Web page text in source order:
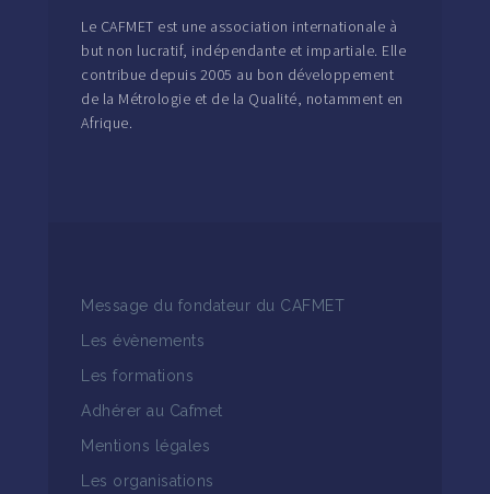
Le CAFMET est une association internationale à
but non lucratif, indépendante et impartiale. Elle
contribue depuis 2005 au bon développement
de la Métrologie et de la Qualité, notamment en
Afrique.
Message du fondateur du CAFMET
Les évènements
Les formations
Adhérer au Cafmet
Mentions légales
Les organisations